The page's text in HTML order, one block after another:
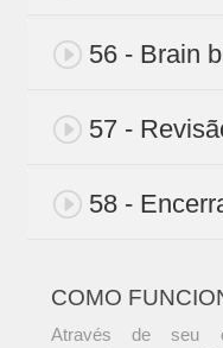
56 - Brain
57 -
58 -
COMO
Através de seu